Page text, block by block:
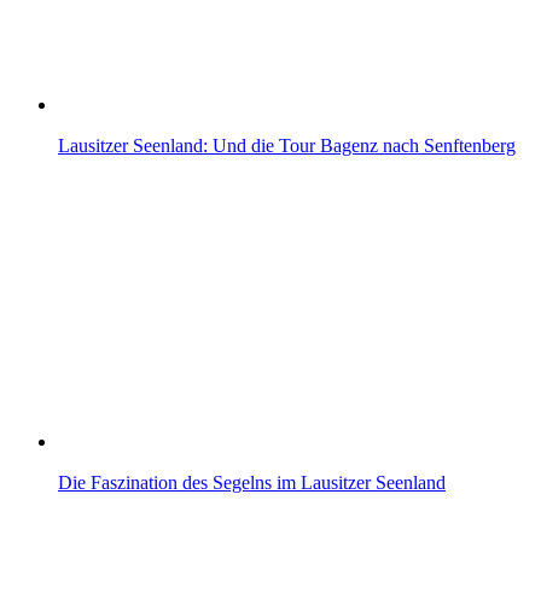
Lausitzer Seenland: Und die Tour Bagenz nach Senftenberg
Die Faszination des Segelns im Lausitzer Seenland